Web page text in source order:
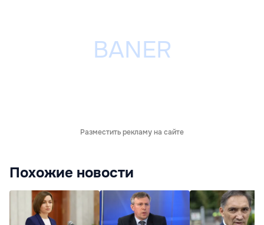
Разместить рекламу на сайте
Похожие новости